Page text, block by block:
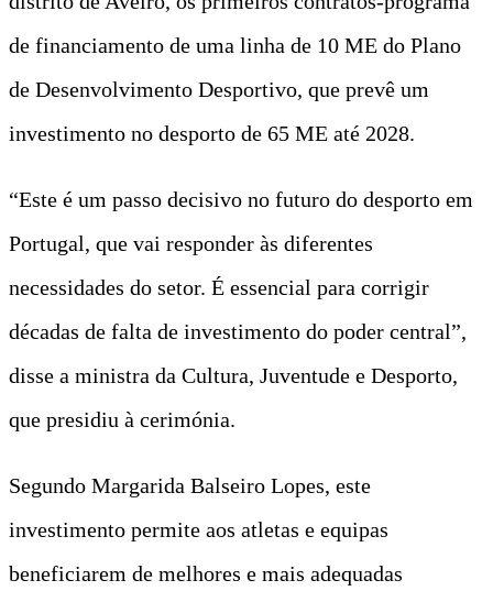
de financiamento de uma linha de 10 ME do Plano
de Desenvolvimento Desportivo, que prevê um
investimento no desporto de 65 ME até 2028.
“Este é um passo decisivo no futuro do desporto em
Portugal, que vai responder às diferentes
necessidades do setor. É essencial para corrigir
décadas de falta de investimento do poder central”,
disse a ministra da Cultura, Juventude e Desporto,
que presidiu à cerimónia.
Segundo Margarida Balseiro Lopes, este
investimento permite aos atletas e equipas
beneficiarem de melhores e mais adequadas